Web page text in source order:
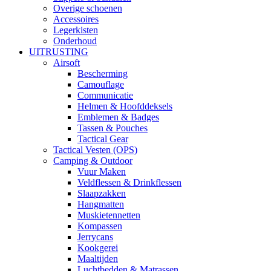
Overige schoenen
Accessoires
Legerkisten
Onderhoud
UITRUSTING
Airsoft
Bescherming
Camouflage
Communicatie
Helmen & Hoofddeksels
Emblemen & Badges
Tassen & Pouches
Tactical Gear
Tactical Vesten (OPS)
Camping & Outdoor
Vuur Maken
Veldflessen & Drinkflessen
Slaapzakken
Hangmatten
Muskietennetten
Kompassen
Jerrycans
Kookgerei
Maaltijden